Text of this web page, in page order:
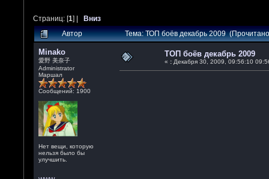
Страниц: [1] | Вниз
Автор
Тема: ТОП боёв декабрь 2009
Minako
愛野 美奈子
Administrator
Маршал
Сообщений: 1900
Нет вещи, которую
нельзя было бы
улучшить.
ТОП боёв декабрь 2009
« :Декабря 30, 2009, 09:56:10